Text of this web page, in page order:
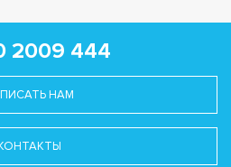
2009 444
НАМ